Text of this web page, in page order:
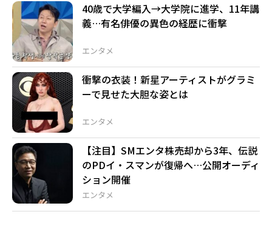
エンタメ
40歳で大学編入→大学院に進学、11年講
義…有名俳優の異色の経歴に衝撃
エンタメ
衝撃の衣装！新星アーティストがグラミ
ーで見せた大胆な姿とは
エンタメ
【注目】SMエンタ株売却から3年、伝説
のPDイ・スマンが復帰へ…公開オーディ
ション開催